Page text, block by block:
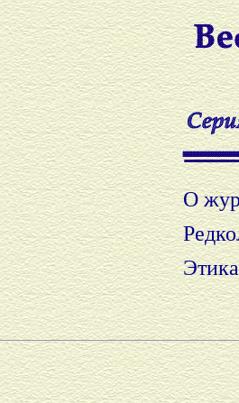
О
Этика